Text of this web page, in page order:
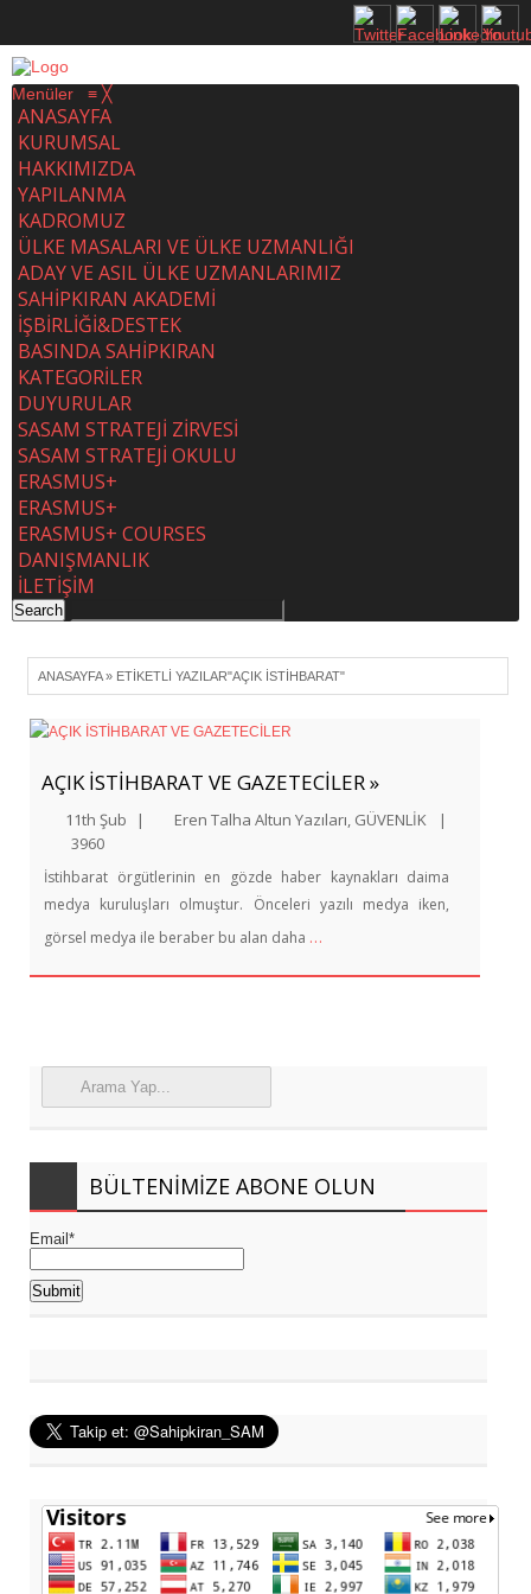
Menüler ≡ ╳
ANASAYFA
KURUMSAL
HAKKIMIZDA
YAPILANMA
KADROMUZ
ÜLKE MASALARI VE ÜLKE UZMANLIĞI
ADAY VE ASIL ÜLKE UZMANLARIMIZ
SAHİPKIRAN AKADEMİ
İŞBİRLİĞİ&DESTEK
BASINDA SAHİPKIRAN
KATEGORİLER
DUYURULAR
SASAM STRATEJİ ZİRVESİ
SASAM STRATEJİ OKULU
ERASMUS+
ERASMUS+
ERASMUS+ COURSES
DANIŞMANLIK
İLETİŞİM
ANASAYFA» ETIKETLI YAZILAR"AÇIK İSTİHBARAT"
AÇIK İSTİHBARAT VE GAZETECİLER »
11th Şub | Eren Talha Altun Yazıları, GÜVENLİK
|
3960
İstihbarat örgütlerinin en gözde haber kaynakları daima
medya kuruluşları olmuştur. Önceleri yazılı medya iken,
görsel medya ile beraber bu alan daha …
BÜLTENIMIZE ABONE OLUN
Email*